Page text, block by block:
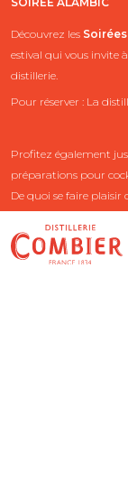
Découvrez les
estival qui vous
distillerie.
Pour réserver : La
Profitez également
préparations pour
De quoi se faire plaisir